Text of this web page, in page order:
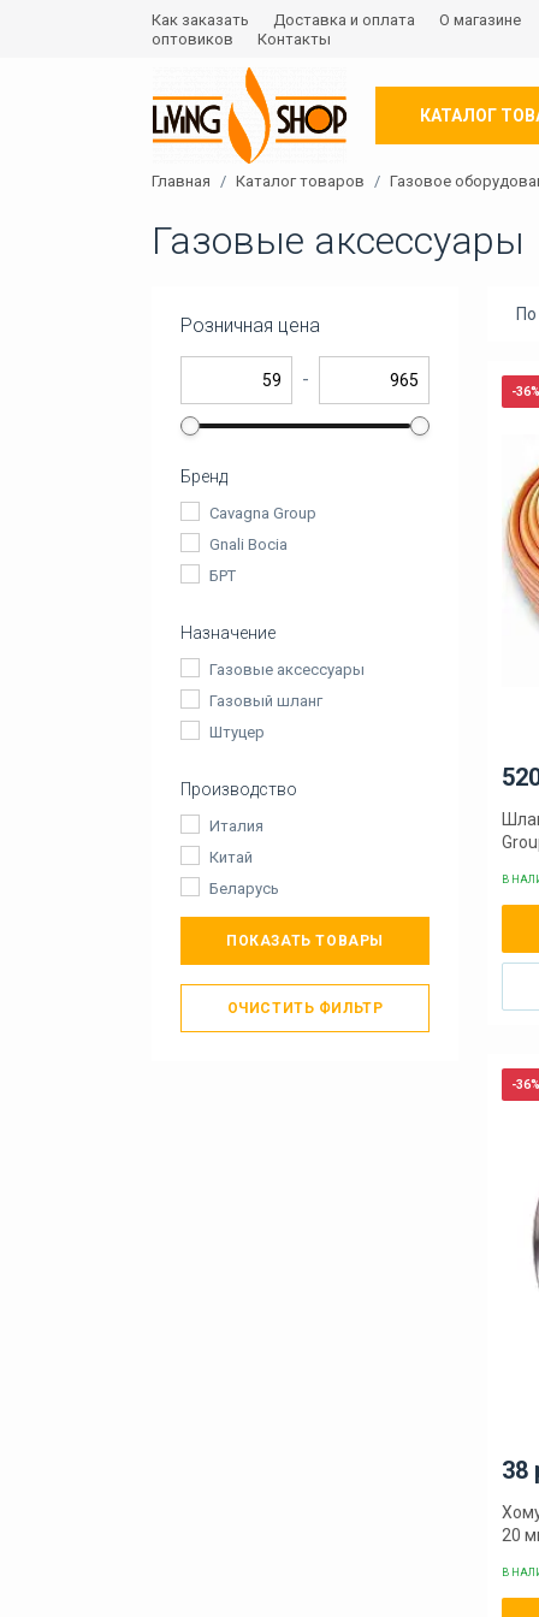
Как заказать Доставка и оплата
О магазине
оптовиков
Контакты
КАТАЛОГ
Главная Каталог товаров Газовое
Газовые аксессуары
Розничная цена
-
Бренд
Cavagna Group
Gnali Bocia
БРТ
Назначение
Газовые аксессуары
Газовый шланг
Штуцер
Производство
Италия
Китай
Беларусь
ПОКАЗАТЬ ТОВАРЫ
ОЧИСТИТЬ ФИЛЬТР
В
-36%
38
20
В
-36%